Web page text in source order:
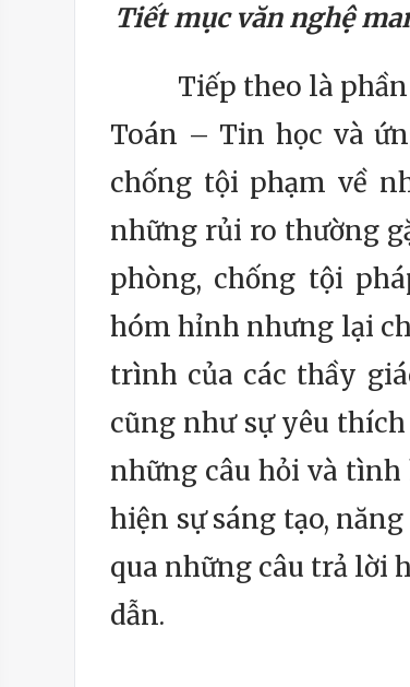
Tiết mục văn nghệ
Tiếp theo là phần
Toán – Tin học và
chống tội phạm về
những rủi ro thường
phòng, chống tội
hóm hỉnh nhưng lại
trình của các thầy
cũng như sự yêu
những câu hỏi và tình
hiện sự sáng tạo,
qua những câu trả lời
dẫn.